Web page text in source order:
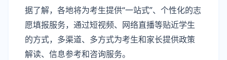
据了解，各地将为考生提供“一站式”、个性化的志
愿填报服务，通过短视频、网络直播等贴近学生
的方式，多渠道、多方式为考生和家长提供政策
解读、信息参考和咨询服务。